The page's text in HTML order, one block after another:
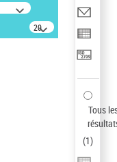
20
résultats/page
Tous
(1)